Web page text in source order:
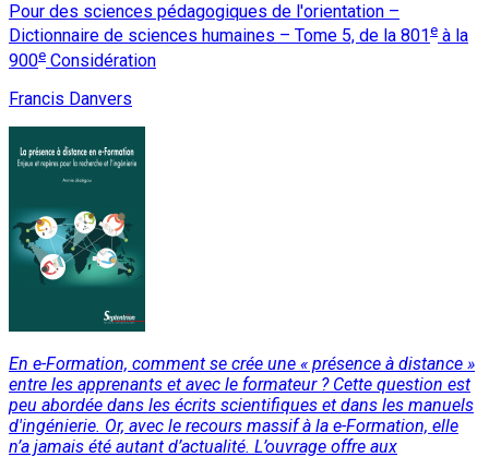
Pour des sciences pédagogiques de l'orientation –
Dictionnaire de sciences humaines – Tome 5, de la 801 e à la
900e Considération
Francis Danvers
En e-Formation, comment se crée une « présence à distance »
entre les apprenants et avec le formateur ? Cette question est
peu abordée dans les écrits scientifiques et dans les manuels
d'ingénierie. Or, avec le recours massif à la e-Formation, elle
n’a jamais été autant d’actualité. L’ouvrage offre aux